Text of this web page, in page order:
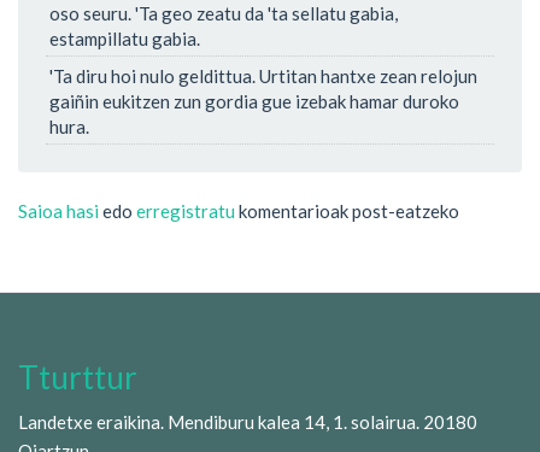
oso seuru. 'Ta geo zeatu da 'ta sellatu gabia,
estampillatu gabia.
'Ta diru hoi nulo geldittua. Urtitan hantxe zean relojun
gaiñin eukitzen zun gordia gue izebak hamar duroko
hura.
Saioa hasi edo erregistratu komentarioak post-eatzeko
Tturttur
Landetxe eraikina. Mendiburu kalea 14, 1. solairua. 20180